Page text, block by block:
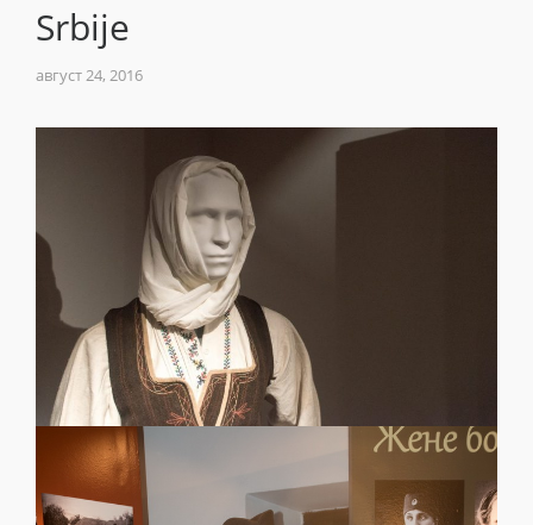
Srbije
август 24, 2016